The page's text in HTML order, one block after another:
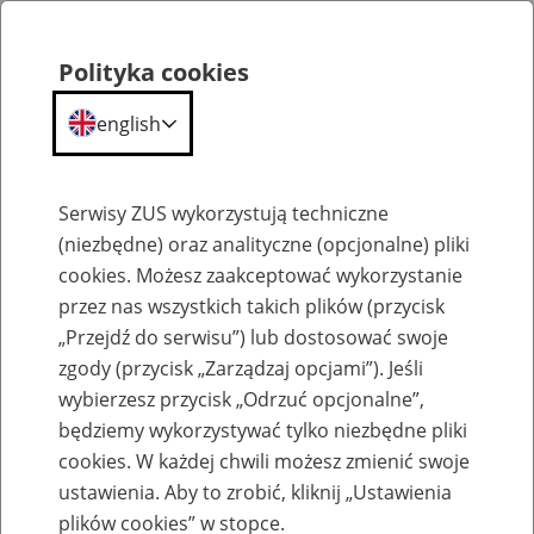
Komunikaty
Komunikat dla klientów przekazujących
dokumenty ubezpieczeniowe za
Polityka cookies
english
Serwisy ZUS wykorzystują techniczne
(niezbędne) oraz analityczne (opcjonalne) pliki
cookies. Możesz zaakceptować wykorzystanie
przez nas wszystkich takich plików (przycisk
„Przejdź do serwisu”) lub dostosować swoje
zgody (przycisk „Zarządzaj opcjami”). Jeśli
wybierzesz przycisk „Odrzuć opcjonalne”,
będziemy wykorzystywać tylko niezbędne pliki
cookies. W każdej chwili możesz zmienić swoje
ustawienia. Aby to zrobić, kliknij „Ustawienia
plików cookies” w stopce.